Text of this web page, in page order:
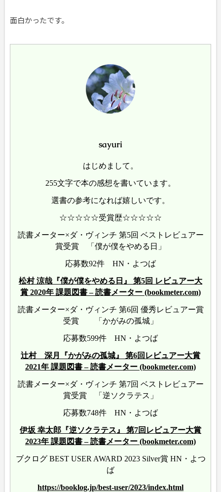
面白かったです。
sayuri
はじめまして。
255文字で本の感想を書いています。
選書の参考になれば嬉しいです。
☆☆☆☆☆受賞歴☆☆☆☆☆
読書メーター×ダ・ヴィンチ 第5回 ベストレビュアー
賞受賞 「僕が僕をやめる日」
応募数92件 HN・よつば
松村 涼哉『僕が僕をやめる日』 第5回 レビュアー大
賞 2020年 課題図書 – 読書メーター (bookmeter.com)
読書メーター×ダ・ヴィンチ 第6回 優秀レビュアー賞
受賞 「かがみの孤城」
応募数599件 HN・よつば
辻村 深月『かがみの孤城』 第6回レビュアー大賞
2021年 課題図書 – 読書メーター (bookmeter.com)
読書メーター×ダ・ヴィンチ 第7回 ベストレビュアー
賞受賞 「逆ソクラテス」
応募数748件 HN・よつば
伊坂 幸太郎『逆ソクラテス』 第7回レビュアー大賞
2023年 課題図書 – 読書メーター (bookmeter.com)
ブクログ BEST USER AWARD 2023 Silver賞 HN・よつ
ば
https://booklog.jp/best-user/2023/index.html